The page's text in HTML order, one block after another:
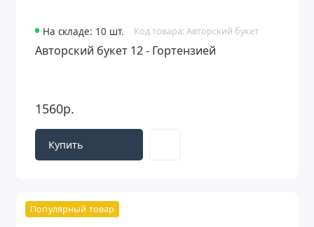
На складе: 10 шт. Код товара: Авторский букет
Авторский букет 12 - Гортензией
1560р.
Купить
Популярный товар